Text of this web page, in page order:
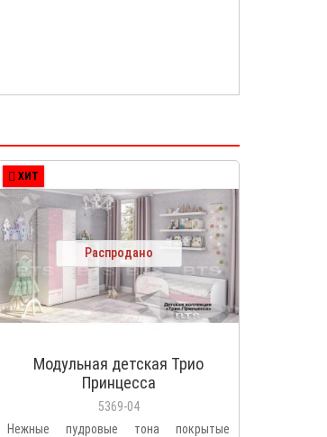
ХИТ
Распродано
Модульная детская Трио
Принцесса
5369-04
Нежные пудровые тона покрытые